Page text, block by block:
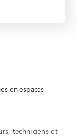
en espaces
techniciens et